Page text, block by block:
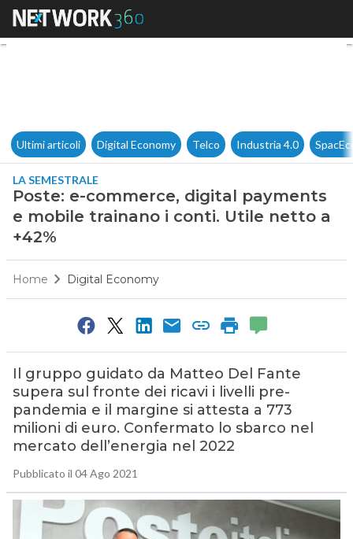
Poste: e-commerce, digital
Ultimi articoli Digital Economy Telco Industria 4.0
LA SEMESTRALE
Poste: e-commerce, digital payments
e mobile trainano i conti. Utile netto a
+42%
Home Digital Economy
Il gruppo guidato da Matteo Del Fante
supera sul fronte dei ricavi i livelli pre-
pandemia e il margine si attesta a 773
milioni di euro. Confermato lo sbarco nel
mercato dell’energia nel 2022
Pubblicato il 04 Ago 2021